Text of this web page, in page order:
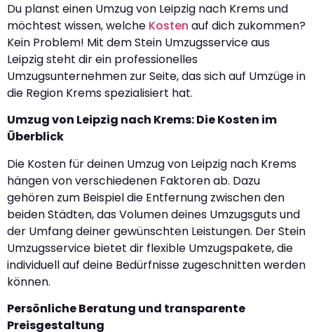
Du planst einen Umzug von Leipzig nach Krems und
möchtest wissen, welche Kosten auf dich zukommen?
Kein Problem! Mit dem Stein Umzugsservice aus
Leipzig steht dir ein professionelles
Umzugsunternehmen zur Seite, das sich auf Umzüge in
die Region Krems spezialisiert hat.
Umzug von Leipzig nach Krems: Die Kosten im
Überblick
Die Kosten für deinen Umzug von Leipzig nach Krems
hängen von verschiedenen Faktoren ab. Dazu
gehören zum Beispiel die Entfernung zwischen den
beiden Städten, das Volumen deines Umzugsguts und
der Umfang deiner gewünschten Leistungen. Der Stein
Umzugsservice bietet dir flexible Umzugspakete, die
individuell auf deine Bedürfnisse zugeschnitten werden
können.
Persönliche Beratung und transparente
Preisgestaltung